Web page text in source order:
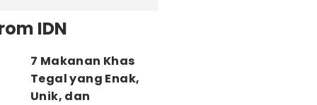
IDN
7 Makanan Khas
Tegal yang Enak,
Unik, dan